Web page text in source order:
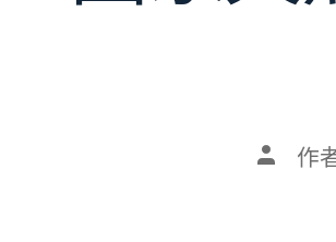
文 作